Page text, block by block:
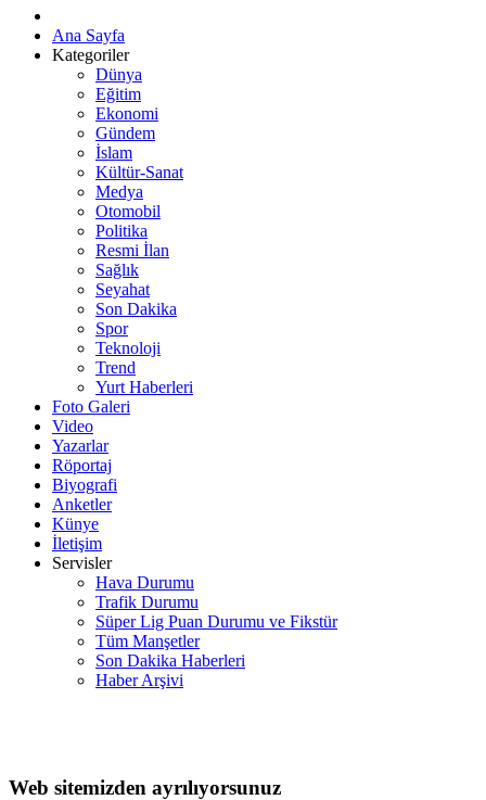
Ana Sayfa
Kategoriler
Dünya
Eğitim
Ekonomi
Gündem
İslam
Kültür-Sanat
Medya
Otomobil
Politika
Resmi İlan
Sağlık
Seyahat
Son Dakika
Spor
Teknoloji
Trend
Yurt Haberleri
Foto Galeri
Video
Yazarlar
Röportaj
Biyografi
Anketler
Künye
İletişim
Servisler
Hava Durumu
Trafik Durumu
Süper Lig Puan Durumu ve Fikstür
Tüm Manşetler
Son Dakika Haberleri
Haber Arşivi
Web sitemizden ayrılıyorsunuz